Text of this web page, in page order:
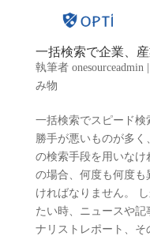
一括検索で企業、
執筆者 onesourceadmin|
み物
一括検索でスピード
勝手が悪いものが多く
の検索手段を用いなけ
の場合、何度も何度
ければなりません。
たい時、ニュースや
ナリストレポート、